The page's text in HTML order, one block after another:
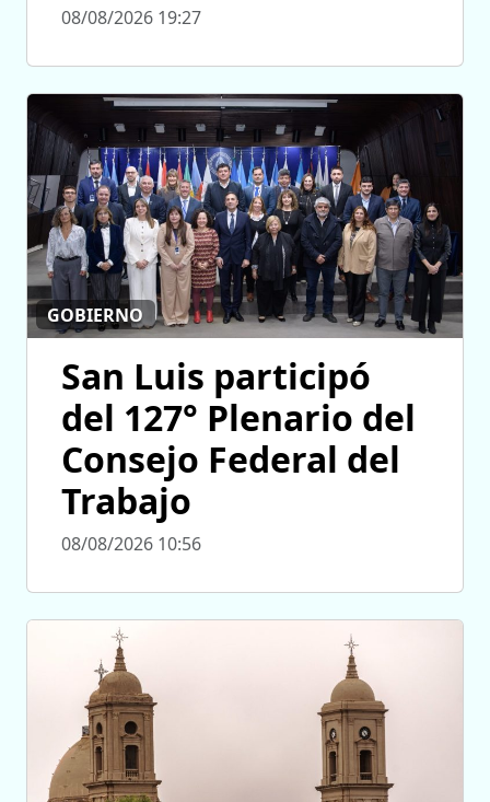
08/08/2026 19:27
GOBIERNO
San Luis participó
del 127° Plenario del
Consejo Federal del
Trabajo
08/08/2026 10:56